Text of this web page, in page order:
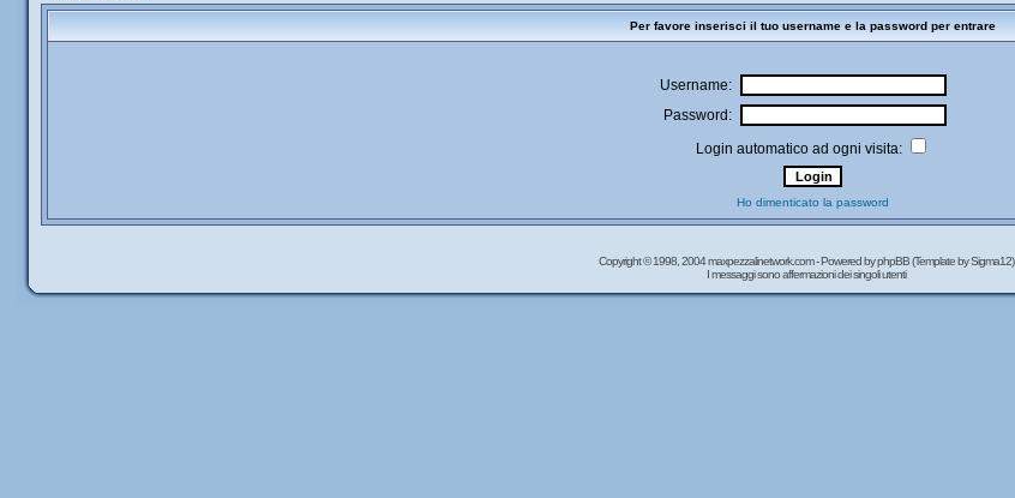
Per favore inserisci il tuo username e la password per entrare
Username:
Password:
Login automatico ad ogni visita:
Ho dimenticato la password
Copyright © 1998, 2004 maxpezzalinetwork.com - Powered byphpBB(Template by Sigma12)
I messaggi sono affermazioni dei singoli utenti